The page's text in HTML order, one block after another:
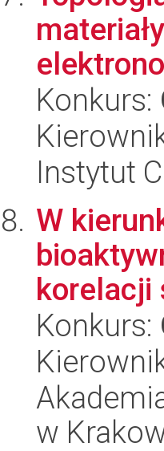
Konkurs:
Instytut
W
korelacji
Konkurs:
w